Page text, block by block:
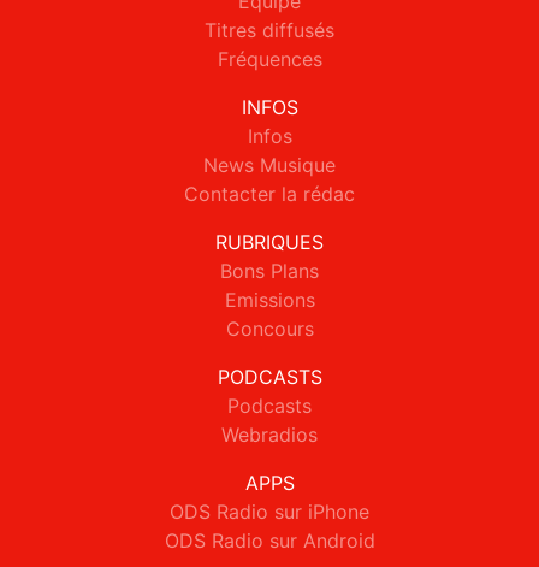
Titres diffusés
Fréquences
INFOS
Infos
News Musique
Contacter la rédac
RUBRIQUES
Bons Plans
Emissions
Concours
PODCASTS
Podcasts
Webradios
APPS
ODS Radio sur iPhone
ODS Radio sur Android